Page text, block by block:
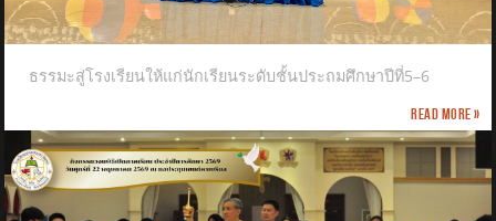
ธรรมะสู่โรงเรียนให้แก่นักเรียนระดับชั้นประถมศึกษาปีที่5–6
Read more »